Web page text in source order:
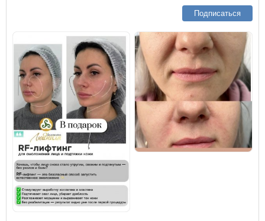
Подписаться